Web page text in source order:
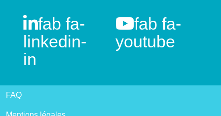
fab fa-
linkedin-
in
fab fa-
youtube
FAQ